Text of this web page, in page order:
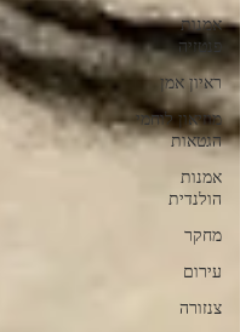
אמנות
פנטזיה
ראיון אמן
מוזיאון לוחמי
הגטאות
אמנות
הולנדית
מחקר
עירום
צנזורה